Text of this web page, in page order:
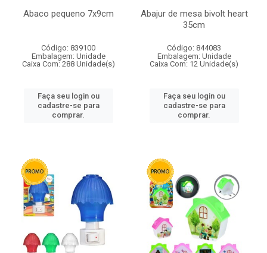
Abaco pequeno 7x9cm
Código: 839100
Embalagem: Unidade
Caixa Com: 288 Unidade(s)
Faça seu login ou
cadastre-se para
comprar.
Abajur de mesa bivolt heart
35cm
Código: 844083
Embalagem: Unidade
Caixa Com: 12 Unidade(s)
Faça seu login ou
cadastre-se para
comprar.